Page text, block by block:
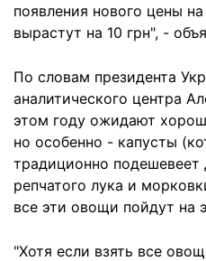
появления нового цены
вырастут на 10 грн", -
По словам президента
аналитического центра
этом году ожидают
но особенно - капусты
традиционно подешевеет
репчатого лука и
все эти овощи пойдут на
"Хотя если взять все